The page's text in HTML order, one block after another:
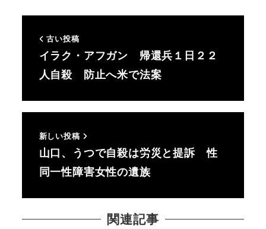
古い投稿
イラク・アフガン 帰還兵１日２２
人自殺 防止へ米で法案
新しい投稿
山口、うつで自殺は労災と提訴 性
同一性障害女性の遺族
関連記事